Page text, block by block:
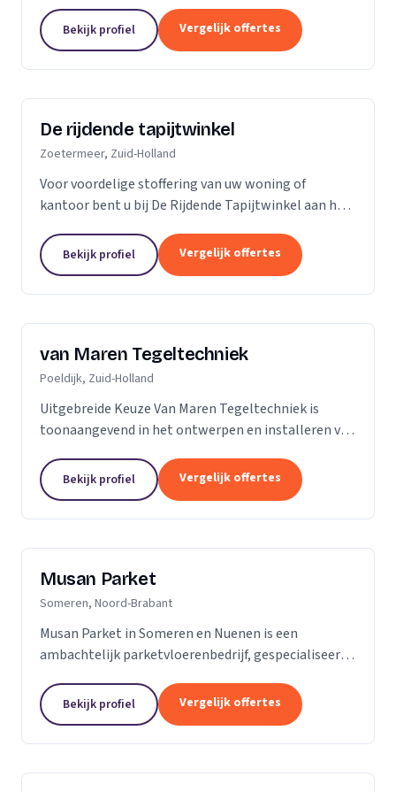
om het verbouwen van badkamers, het plaatsen van
dakkapellen,...
Bekijk profiel Vergelijk offertes
De rijdende tapijtwinkel
Zoetermeer, Zuid-Holland
Voor voordelige stoffering van uw woning of
kantoor bent u bij De Rijdende Tapijtwinkel aan het
thuis met ons uitgebreide 'up to date' collectie...
Bekijk profiel Vergelijk offertes
van Maren Tegeltechniek
Poeldijk, Zuid-Holland
Uitgebreide Keuze Van Maren Tegeltechniek is
toonaangevend in het ontwerpen en installeren van
een aantrekkelijke prijs. Bij ons treft u een...
Bekijk profiel Vergelijk offertes
Musan Parket
Someren, Noord-Brabant
Musan Parket in Someren en Nuenen is een
ambachtelijk parketvloerenbedrijf, gespecialiseerd
het adres bij uitstek voor de renovatie van
bestaande...
Bekijk profiel Vergelijk offertes